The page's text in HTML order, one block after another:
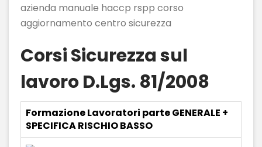
azienda manuale haccp rspp corso
aggiornamento centro sicurezza
Corsi Sicurezza sul
lavoro D.Lgs. 81/2008
Formazione Lavoratori parte GENERALE +
SPECIFICA RISCHIO BASSO